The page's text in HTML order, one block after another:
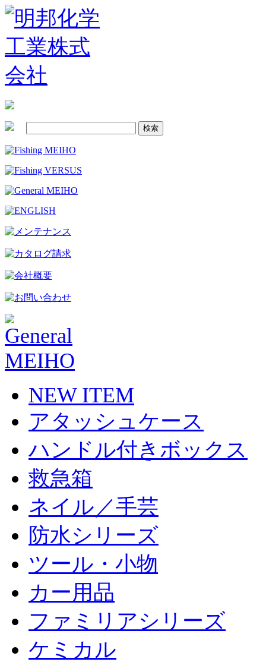
NEW ITEM
アタッシュケース
ハンドル付きボックス
救急箱
ネイル／手芸
防水シリーズ
ツール・小物
カー用品
ファミリアシリーズ
ケミカル